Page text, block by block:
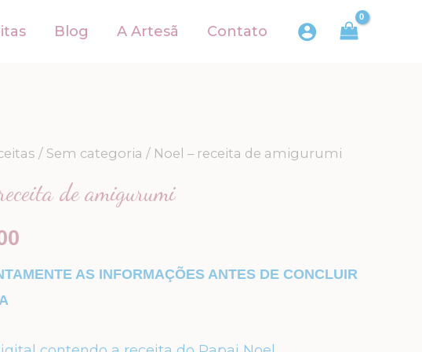
Blog A Artesã Contato
/ Sem categoria / Noel – receita de amigurumi
de amigurumi
AS INFORMAÇÕES ANTES DE CONCLUIR